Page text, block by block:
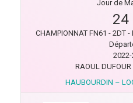
Jour de
24
CHAMPIONNAT FN61 - 2DT
RAOUL
HAUBOURDIN –